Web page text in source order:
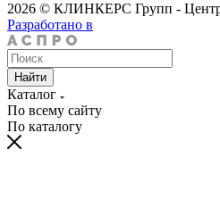
2026 © КЛИНКЕРС Групп - Центр
Разработано в
Найти
Каталог
По всему сайту
По каталогу